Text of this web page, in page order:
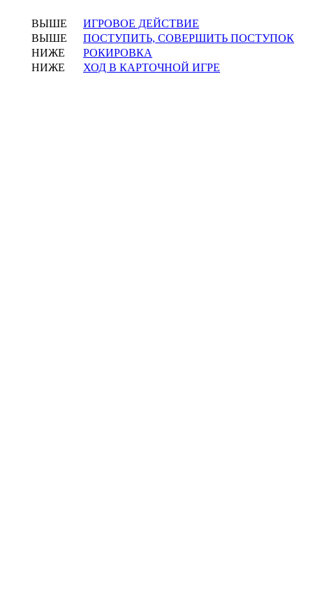
ВЫШЕ
ИГРОВОЕ ДЕЙСТВИЕ
ВЫШЕ
ПОСТУПИТЬ, СОВЕРШИТЬ ПОСТУПОК
НИЖЕ
РОКИРОВКА
НИЖЕ
ХОД В КАРТОЧНОЙ ИГРЕ